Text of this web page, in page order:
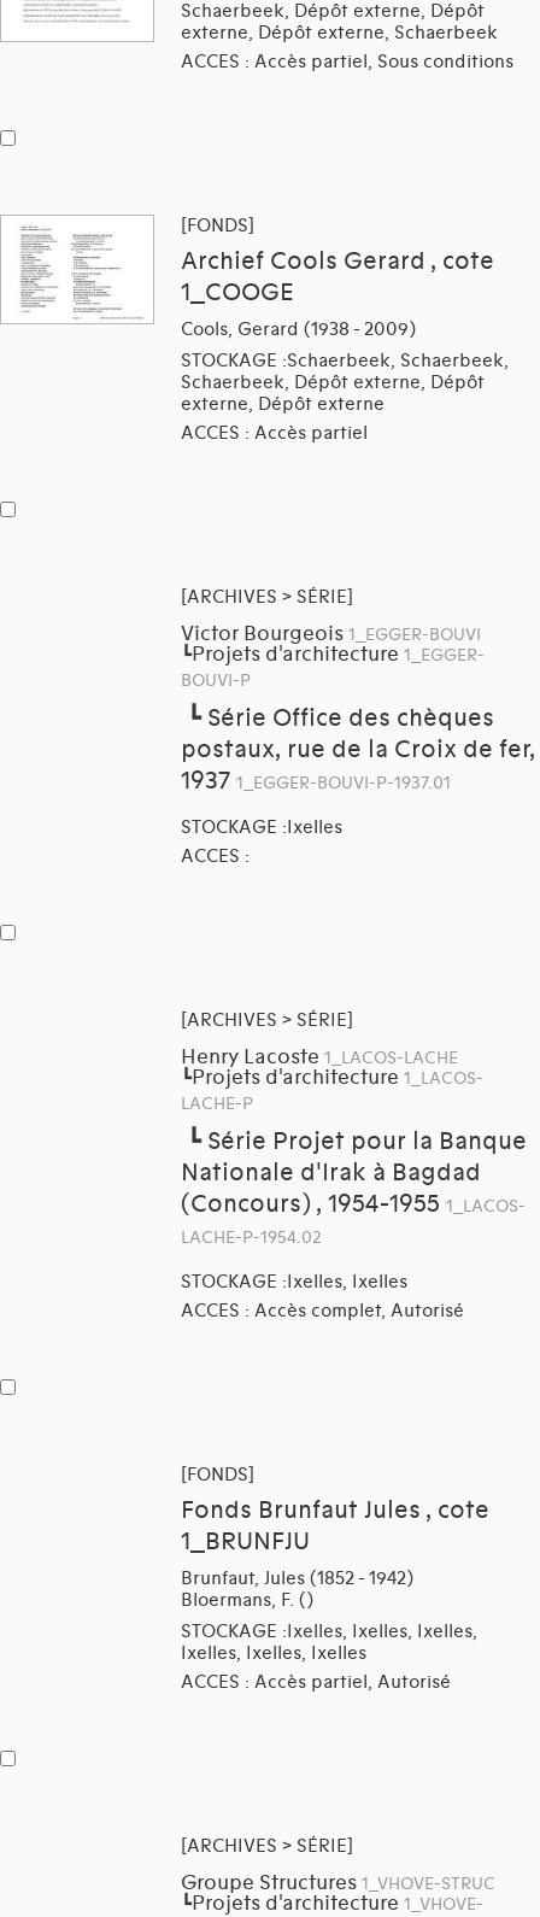
Schaerbeek, Dépôt externe, Dépôt
externe, Dépôt externe, Schaerbeek
ACCES : Accès partiel, Sous conditions
[FONDS]
Archief Cools Gerard , cote
1_COOGE
Cools, Gerard (1938 - 2009)
STOCKAGE :Schaerbeek, Schaerbeek,
Schaerbeek, Dépôt externe, Dépôt
externe, Dépôt externe
ACCES : Accès partiel
[ARCHIVES > SÉRIE]
Victor Bourgeois 1_EGGER-BOUVI
┗Projets d'architecture 1_EGGER-
BOUVI-P
┗ Série Office des chèques
postaux, rue de la Croix de fer,
1937 1_EGGER-BOUVI-P-1937.01
STOCKAGE :Ixelles
ACCES :
[ARCHIVES > SÉRIE]
Henry Lacoste 1_LACOS-LACHE
┗Projets d'architecture 1_LACOS-
LACHE-P
┗ Série Projet pour la Banque
Nationale d'Irak à Bagdad
(Concours) , 1954-1955 1_LACOS-
LACHE-P-1954.02
STOCKAGE :Ixelles, Ixelles
ACCES : Accès complet, Autorisé
[FONDS]
Fonds Brunfaut Jules , cote
1_BRUNFJU
Brunfaut, Jules (1852 - 1942)
Bloermans, F. ()
STOCKAGE :Ixelles, Ixelles, Ixelles,
Ixelles, Ixelles, Ixelles
ACCES : Accès partiel, Autorisé
[ARCHIVES > SÉRIE]
Groupe Structures 1_VHOVE-STRUC
┗Projets d'architecture 1_VHOVE-